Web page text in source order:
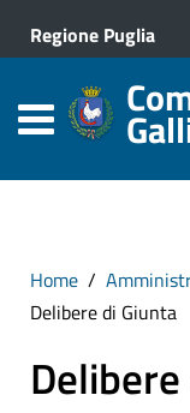
Regione Puglia
Home
Delibere di Giunta